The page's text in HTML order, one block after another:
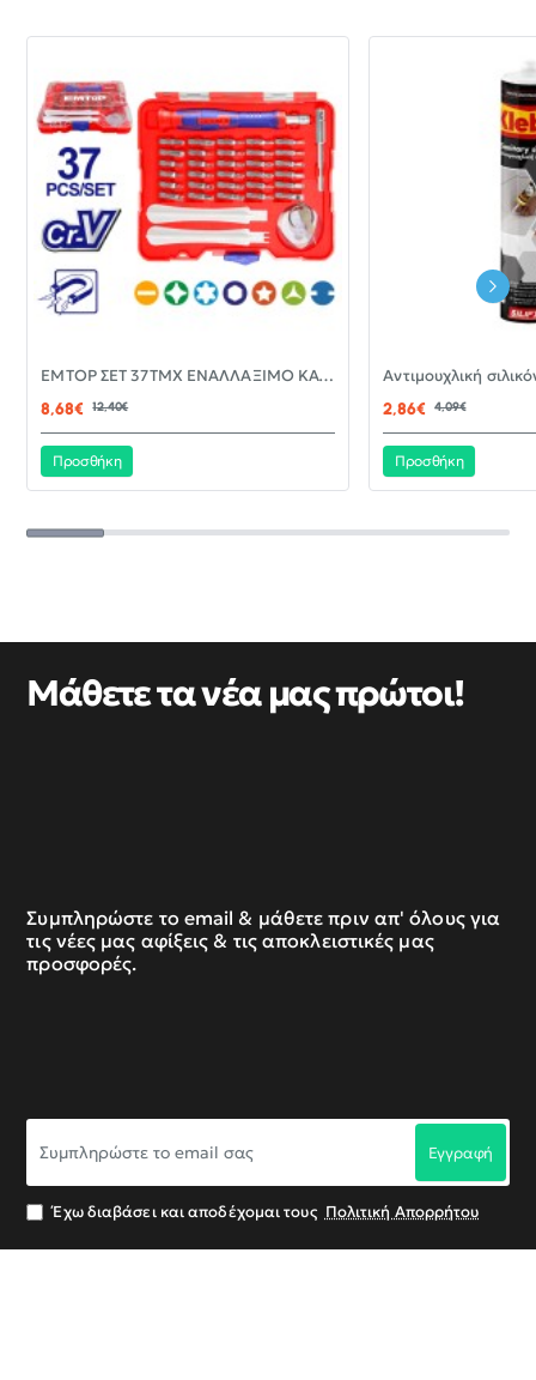
-30%EMTOP ΣΕΤ 37ΤΜΧ ΕΝΑΛΛΑΞΙΜΟ ΚΑΤΣΑΒΙΔΙ ΜΕ ΜΥΤΕΣ EBST03702
8,68€
12,40€
Προσθήκη
2,86€ 4,09€
Προσθήκη
Μάθετε τα νέα μας πρώτοι!
Συμπληρώστε το email & μάθετε πριν απ' όλους για
τις νέες μας αφίξεις & τις αποκλειστικές μας
προσφορές.
το
σας
Εγγραφή
Έχω διαβάσει και αποδέχομαι τους Πολιτική Απορρήτου